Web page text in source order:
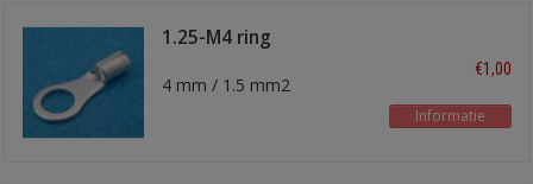
1.25-M4 ring
4 mm / 1.5 mm2
€1,00
Informatie